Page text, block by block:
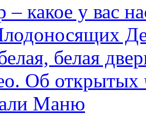
– какое у вас
белая
Об открытых
Маню